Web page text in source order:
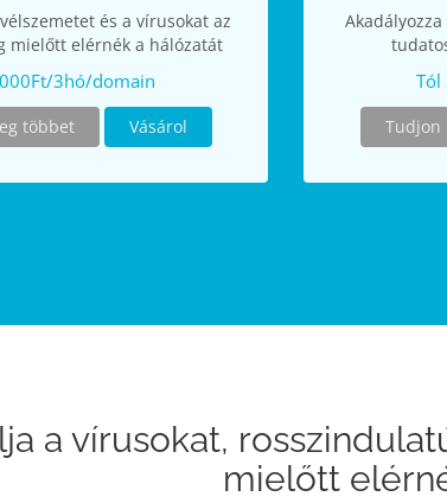
és a vírusokat az
mielőtt elérnék a hálózatát
3hó/domain
többet Vásárol
Tól
Tudjon
a vírusokat,
mielőtt